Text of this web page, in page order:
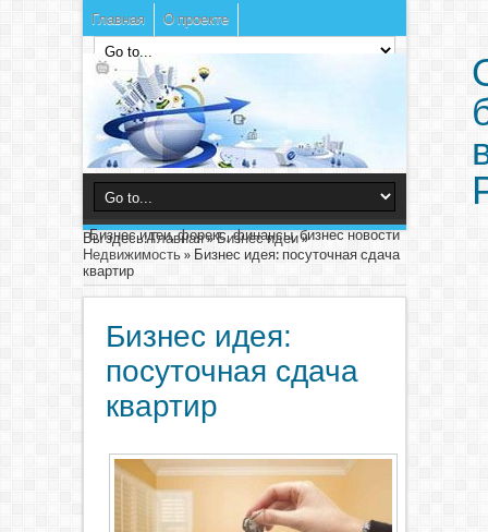
Главная О проекте
Бизнес идеи, форекс, финансы, бизнес новости
Вы здесь:Главная»Бизнес идеи»
Недвижимость» Бизнес идея: посуточная сдача
квартир
Бизнес идея:
посуточная сдача
квартир